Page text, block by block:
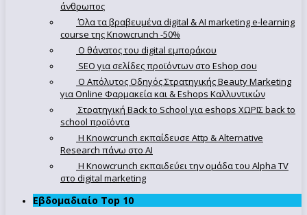
άνθρωπος
Όλα τα βραβευμένα digital & AI marketing e-learning
course της Knowcrunch -50%
Ο θάνατος του digital εμποράκου
SEO για σελίδες προϊόντων στο Eshop σου
Ο Απόλυτoς Οδηγός Στρατηγικής Beauty Marketing
για Online Φαρμακεία και & Eshops Καλλυντικών
Στρατηγική Back to School για eshops ΧΩΡΙΣ back to
school προϊόντα
Η Knowcrunch εκπαίδευσε Attp & Alternative
Research πάνω στο ΑΙ
Η Knowcrunch εκπαιδεύει την ομάδα του Alpha TV
στο digital marketing
Εβδομαδιαίο Top 10